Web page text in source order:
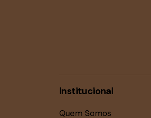
Institucional
Quem Somos